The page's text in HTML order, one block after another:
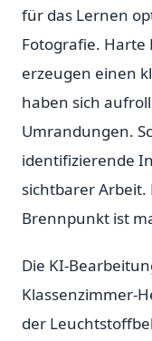
für das Lernen
Fotografie.
erzeugen einen
haben sich
Umrandungen.
identifizierende
sichtbarer
Brennpunkt ist
Die KI-
Klassenzimmer-
der